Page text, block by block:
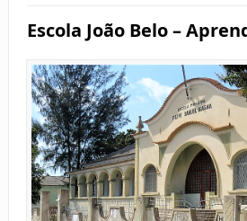
Escola João Belo –